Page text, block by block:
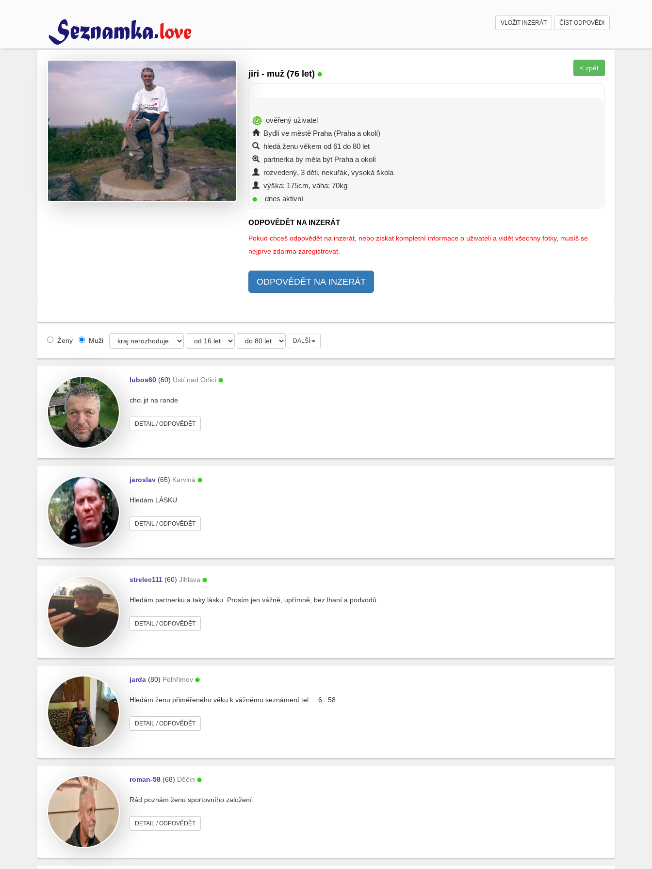
VLOŽIT INZERÁT ČÍST ODPOVĚDI
jiri - muž (76 let)
< zpět
ověřený uživatel
Bydlí ve městě Praha (Praha a okolí)
hledá ženu věkem od 61 do 80 let
partnerka by měla být Praha a okolí
rozvedený, 3 děti, nekuřák, vysoká škola
výška: 175cm, váha: 70kg
dnes aktivní
ODPOVĚDĚT NA INZERÁT
Pokud chceš odpovědět na inzerát, nebo získat kompletní informace o uživateli a vidět všechny fotky, musíš se
nejprve zdarma zaregistrovat.
ODPOVĚDĚT NA INZERÁT
Ženy Muži DALŠÍ
lubos60 (60) Ústí nad Orlicí
chci jit na rande
DETAIL / ODPOVĚDĚT
jaroslav (65) Karviná
Hledám LÁSKU
DETAIL / ODPOVĚDĚT
strelec111 (60) Jihlava
Hledám partnerku a taky lásku. Prosím jen vážně, upřímně, bez lhaní a podvodů.
DETAIL / ODPOVĚDĚT
jarda (80) Pelhřimov
Hledám ženu přiměřeného věku k vážnému seznámení tel. ...6...58
DETAIL / ODPOVĚDĚT
roman-58 (68) Děčín
Rád poznám ženu sportovního založení.
DETAIL / ODPOVĚDĚT